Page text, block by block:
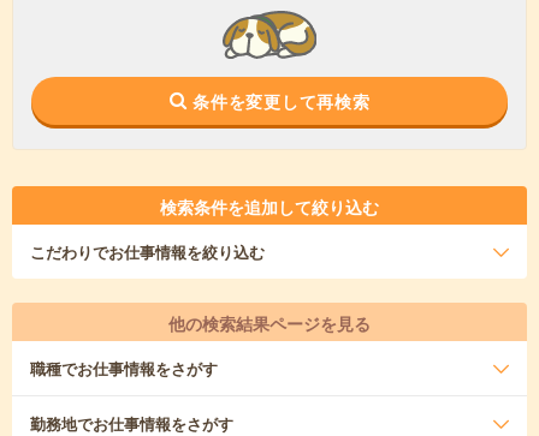
条件を変更して再検索
検索条件を追加して絞り込む
こだわりでお仕事情報を絞り込む
他の検索結果ページを見る
職種でお仕事情報をさがす
勤務地でお仕事情報をさがす